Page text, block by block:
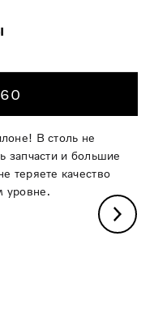
В столь не
запчасти и большие
теряете качество
уровне.